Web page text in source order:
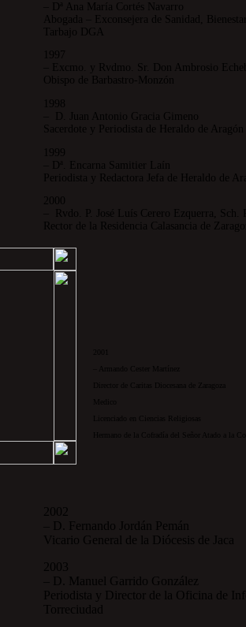
– Dª Ana María Cortés Navarro
Abogada – Exconsejera de Sanidad,
Tarbajo DGA
1997
– Excmo. y Rvdmo. Sr. Don Ambrosio
Obispo de Barbastro-Monzón
1998
– D. Juan Antonio Gracia Gimeno
Sacerdote y Periodista de Heraldo de Aragón
1999
– Dª. Encarna Samitier Laín
Periodista y Redactora Jefa de Heraldo de
2000
– Rvdo. P. José Luís Cerero Ezquerra, Sch.
Rector de la Residencia Calasancia de
– Armando Cester Martínez
Director de Caritas Diocesana de Zaragoza
Medico
Hermano de la Cofradía del Señor Atado a la
2002
– D. Fernando Jordán Pemán
Vicario General de la Diócesis de Jaca
2003
– D. Manuel Garrido González
Periodista y Director de la Oficina de
Torreciudad